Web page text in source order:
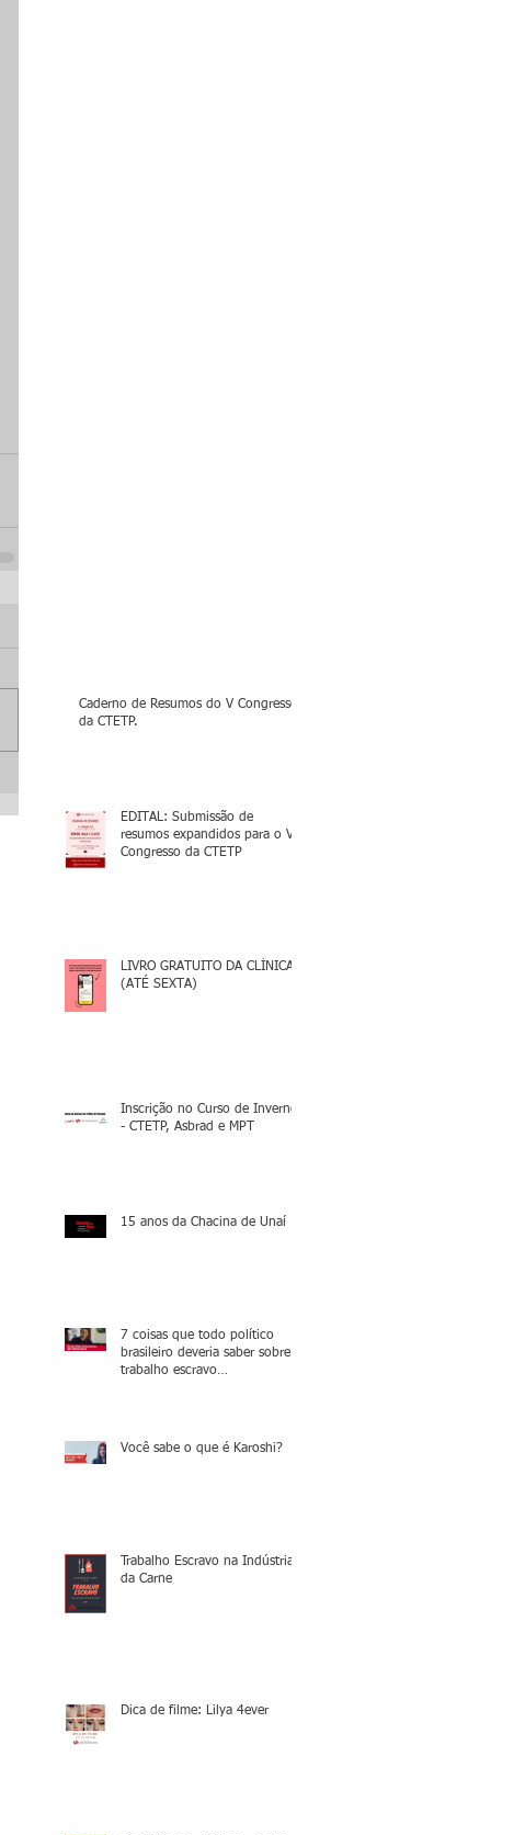
Caderno de Resumos do V Congresso
da CTETP.
EDITAL: Submissão de
resumos expandidos para o V
Congresso da CTETP
LIVRO GRATUITO DA CLÍNICA
(ATÉ SEXTA)
Inscrição no Curso de Inverno
- CTETP, Asbrad e MPT
15 anos da Chacina de Unaí
7 coisas que todo político
brasileiro deveria saber sobre o
trabalho escravo
Você sabe o que é Karoshi?
Trabalho Escravo na Indústria
da Carne
Dica de filme: Lilya 4ever